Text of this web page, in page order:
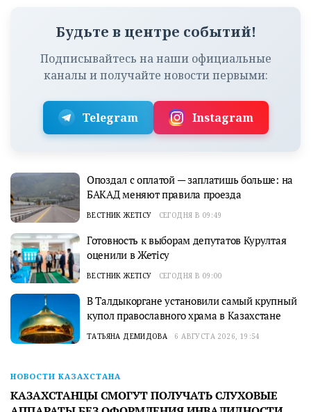
Будьте в центре событий!
Подписывайтесь на наши официальные
каналы и получайте новости первыми:
Telegram Instagram
Опоздал с оплатой — заплатишь больше: на
БАКАД меняют правила проезда
ВЕСТНИК ЖЕТІСУ СЕГОДНЯ В 09:49
Готовность к выборам депутатов Курултая
оценили в Жетісу
ВЕСТНИК ЖЕТІСУ СЕГОДНЯ В 09:00
В Талдыкоргане установили самый крупный
купол православного храма в Казахстане
ТАТЬЯНА ДЕМИДОВА 6 АВГУСТА 2026, 19:54
НОВОСТИ КАЗАХСТАНА
КАЗАХСТАНЦЫ СМОГУТ ПОЛУЧАТЬ СЛУХОВЫЕ